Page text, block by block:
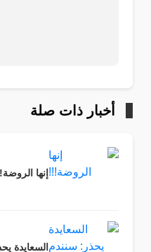
أخبار ذات صلة
إنها
السعايدة